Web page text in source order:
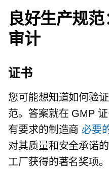
良好生产规
审计
证书
您可能想知道如何验
范。答案就在 GMP
有要求的制造商必要
对其质量和安全承诺
工厂获得的著名奖项。